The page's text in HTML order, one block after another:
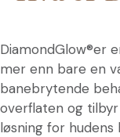
DiamondGlow®er
mer enn bare en
banebrytende
overflaten og
løsning for hudens